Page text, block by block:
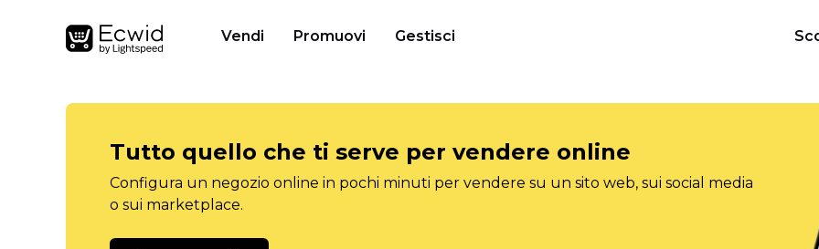
Vendi Promuovi Gestisci
Tutto quello che ti serve per vendere online
Configura un negozio online in pochi minuti per vendere su un sito web, sui social media
o sui marketplace.